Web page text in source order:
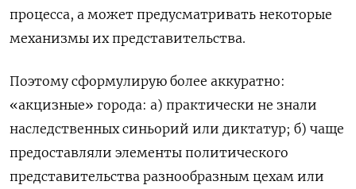
процесса, а может предусматривать некоторые
механизмы их представительства.
Поэтому сформулирую более аккуратно:
«акцизные» города: а) практически не знали
наследственных синьорий или диктатур; б) чаще
предоставляли элементы политического
представительства разнообразным цехам или